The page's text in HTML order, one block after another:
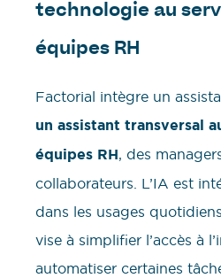
technologie au
équipes RH
Factorial intègre un
un assistant transversal
équipes RH, des
collaborateurs. L’IA est
dans les usages
vise à simplifier l’accès à
automatiser certaines